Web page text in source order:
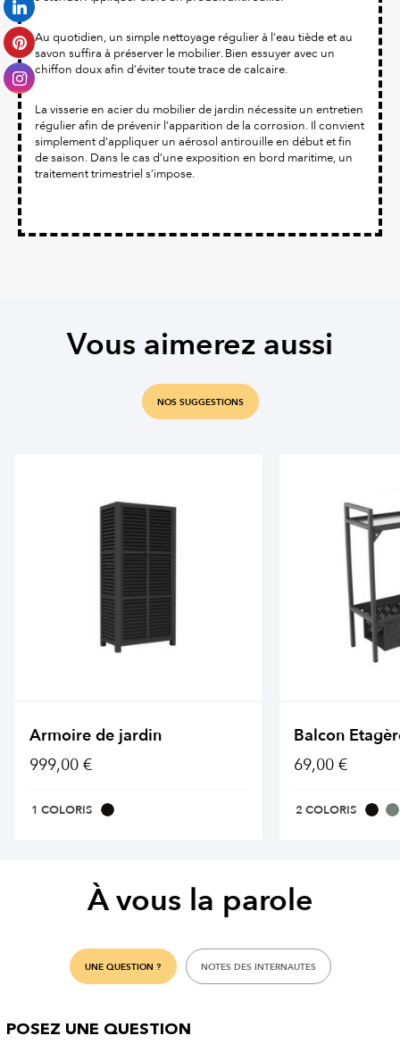
Au quotidien, un simple nettoyage régulier à l’eau tiède et au
savon suffira à préserver le mobilier. Bien essuyer avec un
chiffon doux afin d’éviter toute trace de calcaire.
La visserie en acier du mobilier de jardin nécessite un entretien
régulier afin de prévenir l’apparition de la corrosion. Il convient
simplement d’appliquer un aérosol antirouille en début et fin
de saison. Dans le cas d’une exposition en bord maritime, un
traitement trimestriel s’impose.
Vous aimerez aussi
NOS SUGGESTIONS
Armoire de jardin
999,00 €
1 COLORIS
Balcon
69,00 €
2 COLORIS
À vous la parole
UNE QUESTION ? NOTES DES INTERNAUTES
POSEZ UNE QUESTION